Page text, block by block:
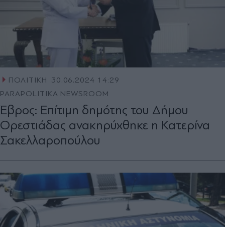
ΠΟΛΙΤΙΚΗ
30.06.2024 14:29
PARAPOLITIKA NEWSROOM
Έβρος: Επίτιμη δημότης του Δήμου
Ορεστιάδας ανακηρύχθηκε η Κατερίνα
Σακελλαροπούλου